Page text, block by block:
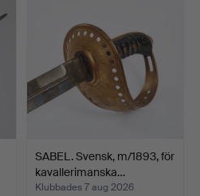
SABEL. Svensk, m/1893, för
kavallerimanska…
Klubbades 7 aug 2026